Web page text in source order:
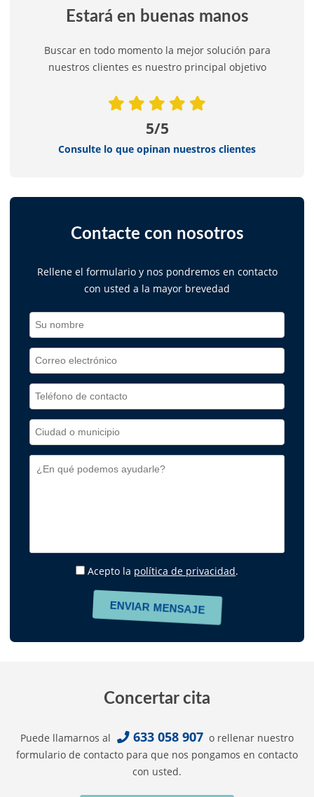
Estará en buenas manos
Buscar en todo momento la mejor solución para
nuestros clientes es nuestro principal objetivo
5/5
Consulte lo que opinan nuestros clientes
Contacte con nosotros
Rellene el formulario y nos pondremos en contacto
con usted a la mayor brevedad
Acepto la política de privacidad.
Concertar cita
Puede llamarnos al 633 058 907 o rellenar nuestro
formulario de contacto para que nos pongamos en contacto
con usted.